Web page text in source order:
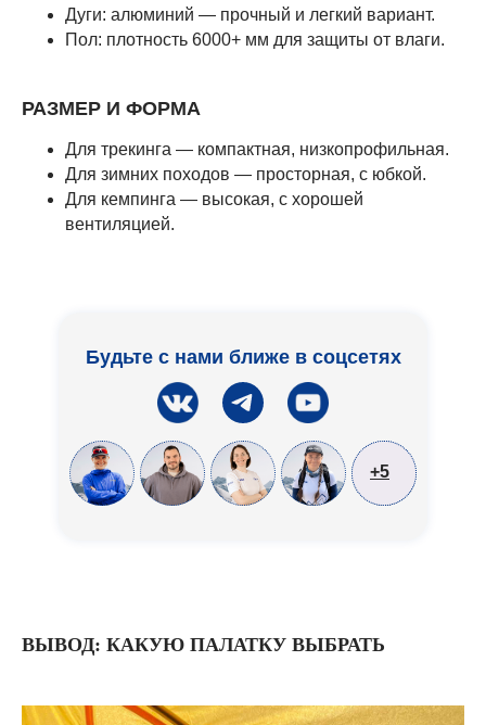
Дуги: алюминий — прочный и легкий вариант.
Пол: плотность 6000+ мм для защиты от влаги.
РАЗМЕР И ФОРМА
Для трекинга — компактная, низкопрофильная.
Для зимних походов — просторная, с юбкой.
Для кемпинга — высокая, с хорошей
вентиляцией.
Будьте с нами ближе в соцсетях
+5
ВЫВОД: КАКУЮ ПАЛАТКУ ВЫБРАТЬ